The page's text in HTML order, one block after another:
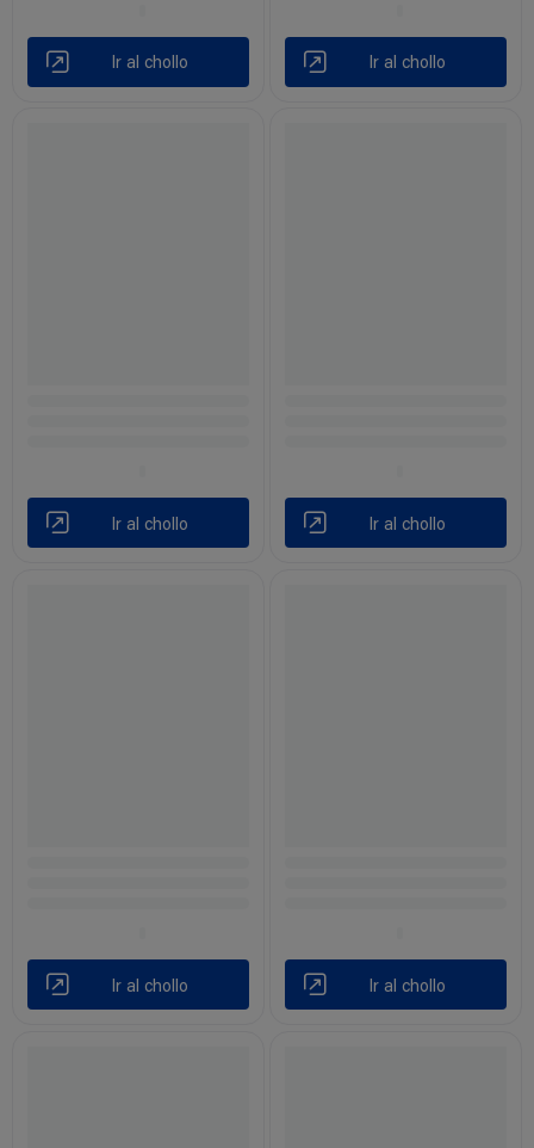
Ir al chollo Ir al chollo
Ir al chollo Ir al chollo
Ir al chollo Ir al chollo